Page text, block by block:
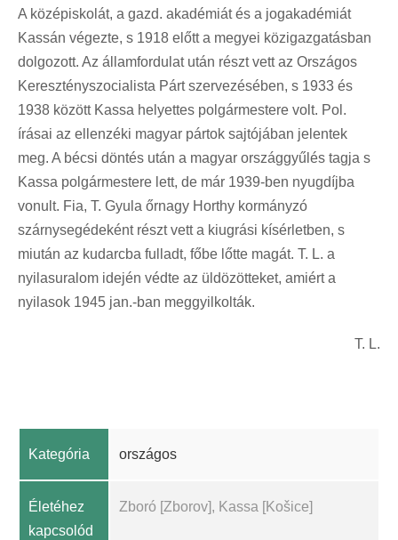
A középiskolát, a gazd. akadémiát és a jogakadémiát
Kassán végezte, s 1918 előtt a megyei közigazgatásban
dolgozott. Az államfordulat után részt vett az Országos
Keresztényszocialista Párt szervezésében, s 1933 és
1938 között Kassa helyettes polgármestere volt. Pol.
írásai az ellenzéki magyar pártok sajtójában jelentek
meg. A bécsi döntés után a magyar országgyűlés tagja s
Kassa polgármestere lett, de már 1939-ben nyugdíjba
vonult. Fia, T. Gyula őrnagy Horthy kormányzó
szárnysegédeként részt vett a kiugrási kísérletben, s
miután az kudarcba fulladt, főbe lőtte magát. T. L. a
nyilasuralom idején védte az üldözötteket, amiért a
nyilasok 1945 jan.-ban meggyilkolták.
T. L.
Kategória országos
Életéhez
kapcsolód
Zboró [Zborov], Kassa [Košice]